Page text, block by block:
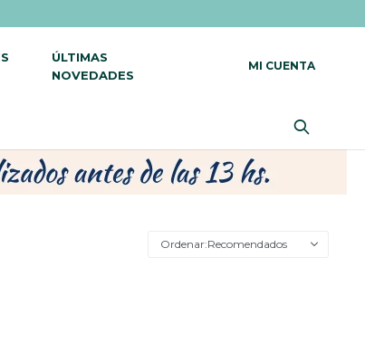
ÚLTIMAS
NOVEDADES
Recomendados